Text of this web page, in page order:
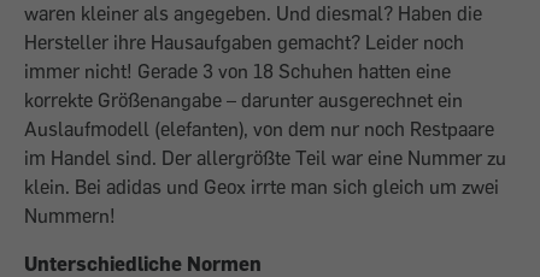
waren kleiner als angegeben. Und diesmal? Haben die
Hersteller ihre Hausaufgaben gemacht? Leider noch
immer nicht! Gerade 3 von 18 Schuhen hatten eine
korrekte Größenangabe – darunter ausgerechnet ein
Auslaufmodell (elefanten), von dem nur noch Restpaare
im Handel sind. Der allergrößte Teil war eine Nummer zu
klein. Bei adidas und Geox irrte man sich gleich um zwei
Nummern!
Unterschiedliche Normen